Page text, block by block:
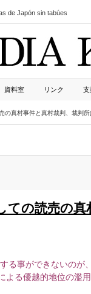
de Japón sin tabúes
資料室 リンク 支
の真村事件と真村裁判、裁判
ての読売の
る事ができないの
よる優越的地位の濫